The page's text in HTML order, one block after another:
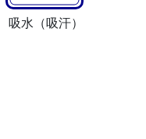
吸水 （吸汗）